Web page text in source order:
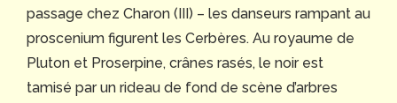
passage chez Charon (III) – les danseurs rampant au
proscenium figurent les Cerbères. Au royaume de
Pluton et Proserpine, crânes rasés, le noir est
tamisé par un rideau de fond de scène d’arbres